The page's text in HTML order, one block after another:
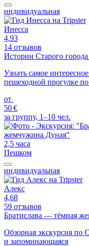
индивидуальная
Инесса
4,93
14 отзывов
Истории Старого города
Узнать самое
пешеходной прогулке
от
50 €
за группу, 1–10 чел.
2,5 часа
Пешком
индивидуальная
Алекс
4,68
59 отзывов
Братислава — тёмная
Обзорная экскурсия по
и запоминающаяся